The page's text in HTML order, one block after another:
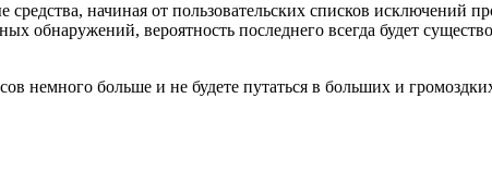
начиная от пользовательских списков исключений
вероятность последнего всегда будет
немного больше и не будете путаться в больших и